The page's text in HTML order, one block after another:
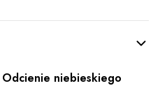
Odcienie niebieskiego